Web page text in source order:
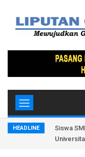
HEADLINE
Siswa